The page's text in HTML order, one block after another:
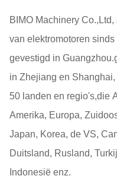
BIMO Machinery
van elektromotoren
gevestigd in
in Zhejiang en
50 landen en regio's,die
Amerika, Europa,
Japan, Korea, de VS,
Duitsland, Rusland,
Indonesië enz.